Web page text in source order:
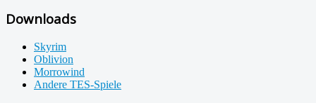
Downloads
Skyrim
Oblivion
Morrowind
Andere TES-Spiele